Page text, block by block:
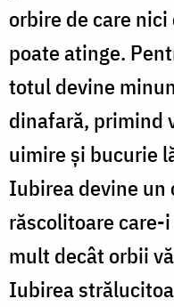
orbire de care
poate atinge.
totul devine
dinafară, primind
uimire și bucurie
Iubirea devine un
răscolitoare
mult decât orbii
Iubirea